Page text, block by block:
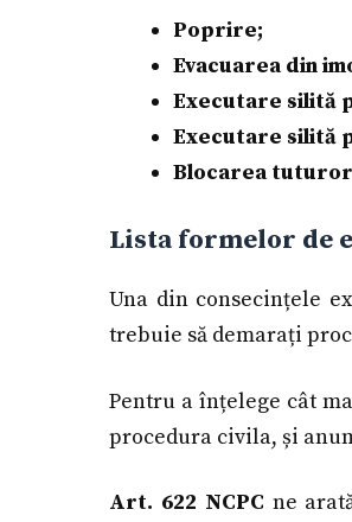
Poprire;
Evacuarea din
Executare silită
Executare silită
Blocarea
Lista formelor de
Una din consecințele
trebuie să demarați
Pentru a înțelege cât
procedura civila, și
Art. 622 NCPC ne